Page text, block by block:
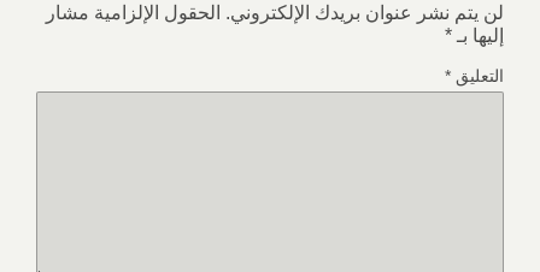
لن يتم نشر عنوان بريدك الإلكتروني. الحقول الإلزامية مشار
إليها بـ *
التعليق *